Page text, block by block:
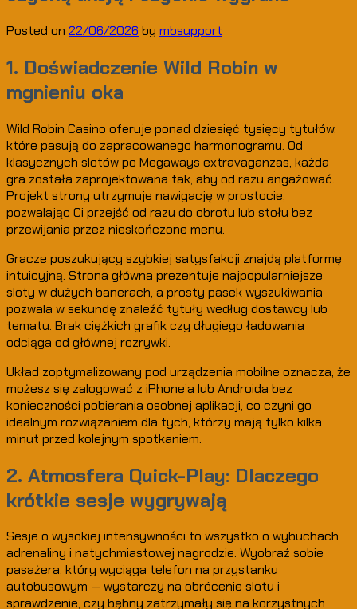
Posted on 22/06/2026 by mbsupport
1. Doświadczenie Wild Robin w
mgnieniu oka
Wild Robin Casino oferuje ponad dziesięć tysięcy tytułów,
które pasują do zapracowanego harmonogramu. Od
klasycznych slotów po Megaways extravaganzas, każda
gra została zaprojektowana tak, aby od razu angażować.
Projekt strony utrzymuje nawigację w prostocie,
pozwalając Ci przejść od razu do obrotu lub stołu bez
przewijania przez nieskończone menu.
Gracze poszukujący szybkiej satysfakcji znajdą platformę
intuicyjną. Strona główna prezentuje najpopularniejsze
sloty w dużych banerach, a prosty pasek wyszukiwania
pozwala w sekundę znaleźć tytuły według dostawcy lub
tematu. Brak ciężkich grafik czy długiego ładowania
odciąga od głównej rozrywki.
Układ zoptymalizowany pod urządzenia mobilne oznacza, że
możesz się zalogować z iPhone’a lub Androida bez
konieczności pobierania osobnej aplikacji, co czyni go
idealnym rozwiązaniem dla tych, którzy mają tylko kilka
minut przed kolejnym spotkaniem.
2. Atmosfera Quick-Play: Dlaczego
krótkie sesje wygrywają
Sesje o wysokiej intensywności to wszystko o wybuchach
adrenaliny i natychmiastowej nagrodzie. Wyobraź sobie
pasażera, który wyciąga telefon na przystanku
autobusowym — wystarczy na obrócenie slotu i
sprawdzenie, czy bębny zatrzymały się na korzystnych